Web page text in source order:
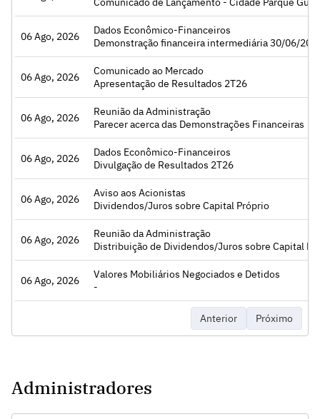
06 Ago, 2026
Dados Econômico-Financeiros
Demonstração financeira intermediária 30/06/
Acessar
06 Ago, 2026
Comunicado ao Mercado
Apresentação de Resultados 2T26
Acessar
06 Ago, 2026
Reunião da Administração
Parecer acerca das Demonstrações Financeiras
Acessar
06 Ago, 2026
Dados Econômico-Financeiros
Divulgação de Resultados 2T26
Acessar
06 Ago, 2026
Aviso aos Acionistas
Dividendos/Juros sobre Capital Próprio
Acessar
06 Ago, 2026
Reunião da Administração
Distribuição de Dividendos/Juros sobre Capital Próprio, Deliberar sobre a aprovação do Relatório da Administração, das Informações Financeiras
Acessar
06 Ago, 2026
Valores Mobiliários Negociados e Detidos
-
Acessar
Anterior Próximo
Administradores